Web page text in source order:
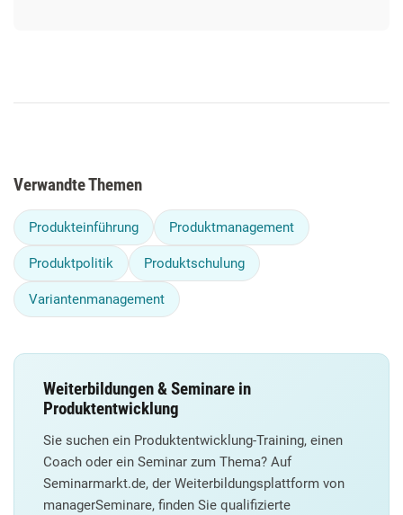
Verwandte Themen
Produkteinführung Produktmanagement
Produktpolitik Produktschulung
Variantenmanagement
Weiterbildungen & Seminare in
Produktentwicklung
Sie suchen ein Produktentwicklung-Training, einen
Coach oder ein Seminar zum Thema? Auf
Seminarmarkt.de, der Weiterbildungsplattform von
managerSeminare, finden Sie qualifizierte